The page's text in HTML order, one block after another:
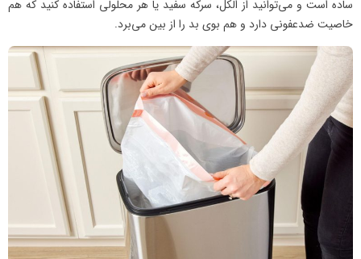
ساده است و می‌توانید از الکل، سرکه سفید یا هر محلولی استفاده کنید که هم
خاصیت ضدعفونی دارد و هم بوی بد را از بین می‌برد.